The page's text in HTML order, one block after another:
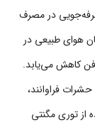
در مصرف
هوای طبیعی در
فن کاهش می‌یابد.
فراوانند،
از توری مگنتی